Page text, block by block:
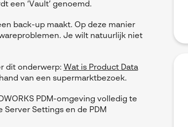
een ‘Vault’ genoemd.
back-up maakt. Op deze manier
Je wilt natuurlijk niet
dit onderwerp: Wat is Product Data
van een supermarktbezoek.
PDM-omgeving volledig te
Server Settings en de PDM